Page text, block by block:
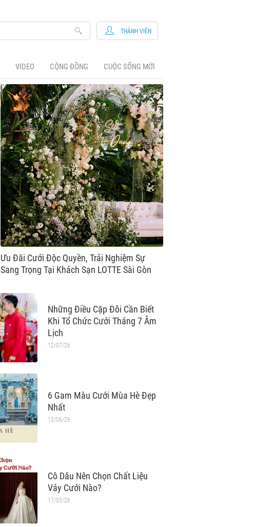
VIDEO CỘNG ĐỒNG CUỘC SỐNG MỚI
THÀNH VIÊN
Tiệc Cưới Trong Mơ Đẳng Cấp Tại
Lotte Hotel Saigon
Ưu Đãi Cưới Độc Quyền, Trải Nghiệm Sự
Sang Trọng Tại Khách Sạn LOTTE Sài Gòn
Những Điều Cặp Đôi Cần Biết
Khi Tổ Chức Cưới Tháng 7 Âm
Lịch
12/07/26
6 Gam Màu Cưới Mùa Hè Đẹp
Nhất
13/06/26
Cô Dâu Nên Chọn Chất Liệu
Váy Cưới Nào?
17/05/26